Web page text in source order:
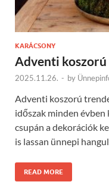
KARÁCSONY
Adventi
2025.11.26. - by
Adventi koszorú
időszak minden
csupán a dekorációk
is lassan ünnepi
READ MORE